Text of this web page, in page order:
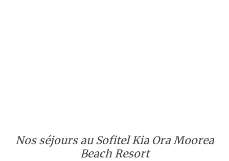
Nos séjours au Sofitel Kia Ora Moorea
Beach Resort